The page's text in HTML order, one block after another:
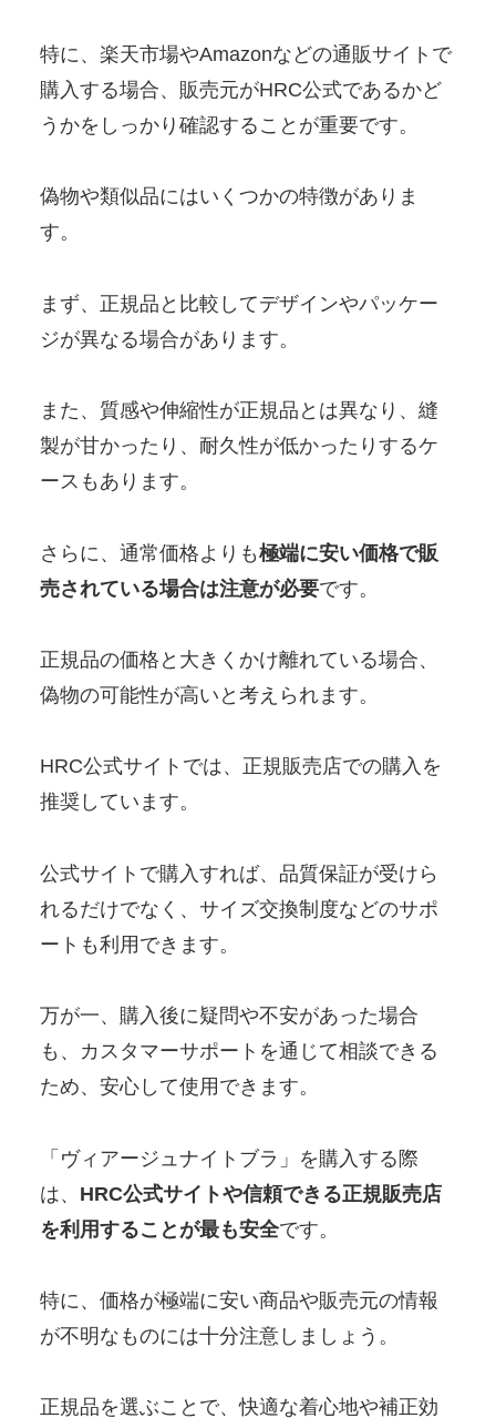
特に、楽天市場やAmazonなどの通販サイトで
購入する場合、販売元がHRC公式であるかど
うかをしっかり確認することが重要です。
偽物や類似品にはいくつかの特徴がありま
す。
まず、正規品と比較してデザインやパッケー
ジが異なる場合があります。
また、質感や伸縮性が正規品とは異なり、縫
製が甘かったり、耐久性が低かったりするケ
ースもあります。
さらに、通常価格よりも極端に安い価格で販
売されている場合は注意が必要です。
正規品の価格と大きくかけ離れている場合、
偽物の可能性が高いと考えられます。
HRC公式サイトでは、正規販売店での購入を
推奨しています。
公式サイトで購入すれば、品質保証が受けら
れるだけでなく、サイズ交換制度などのサポ
ートも利用できます。
万が一、購入後に疑問や不安があった場合
も、カスタマーサポートを通じて相談できる
ため、安心して使用できます。
「ヴィアージュナイトブラ」を購入する際
は、 HRC公式サイトや信頼できる正規販売店
を利用することが最も安全です。
特に、価格が極端に安い商品や販売元の情報
が不明なものには十分注意しましょう。
正規品を選ぶことで、快適な着心地や補正効